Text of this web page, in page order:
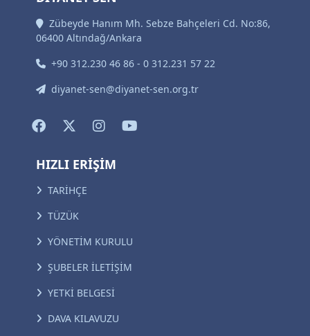
Zübeyde Hanım Mh. Sebze Bahçeleri Cd. No:86,
06400 Altındağ/Ankara
+90 312.230 46 86 - 0 312.231 57 22
diyanet-sen@diyanet-sen.org.tr
HIZLI ERİŞİM
TARİHÇE
TÜZÜK
YÖNETİM KURULU
ŞUBELER İLETİŞİM
YETKİ BELGESİ
DAVA KILAVUZU